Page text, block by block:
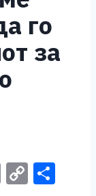
го
за
E C